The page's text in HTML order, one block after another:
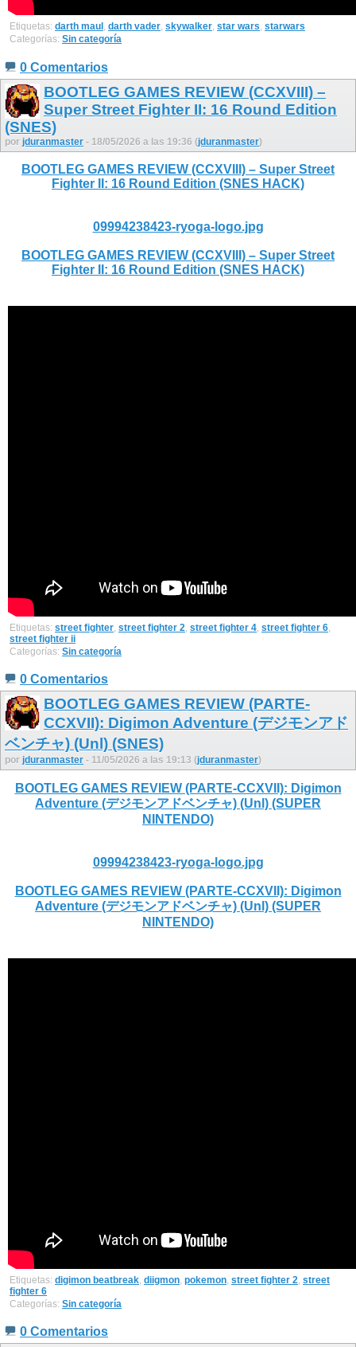
Etiquetas: darth maul , darth vader, skywalker, star wars, starwars
Categorías: Sin categoría
0 Comentarios
BOOTLEG GAMES REVIEW (CCXVIII) –
Super Street Fighter II: 16 Round Edition
(SNES)
por jduranmaster - 18/05/2026 a las 19:36 (jduranmaster)
BOOTLEG GAMES REVIEW (CCXVIII) – Super Street
Fighter II: 16 Round Edition (SNES HACK)
09994238423-ryoga-logo.jpg
BOOTLEG GAMES REVIEW (CCXVIII) – Super Street
Fighter II: 16 Round Edition (SNES HACK)
Etiquetas: street fighter, street fighter 2, street fighter 4, street fighter 6,
street fighter ii
Categorías: Sin categoría
0 Comentarios
BOOTLEG GAMES REVIEW (PARTE-
CCXVII): Digimon Adventure (デジモンアド
ベンチャ) (Unl) (SNES)
por jduranmaster - 11/05/2026 a las 19:13 (jduranmaster)
BOOTLEG GAMES REVIEW (PARTE-CCXVII): Digimon
Adventure (デジモンアドベンチャ) (Unl) (SUPER
NINTENDO)
09994238423-ryoga-logo.jpg
BOOTLEG GAMES REVIEW (PARTE-CCXVII): Digimon
Adventure (デジモンアドベンチャ) (Unl) (SUPER
NINTENDO)
Etiquetas: digimon beatbreak diigmon pokemon street fighter 2 street
fighter 6
Categorías: Sin categoría
0 Comentarios